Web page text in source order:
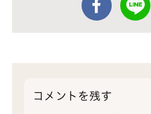
コメントを残す